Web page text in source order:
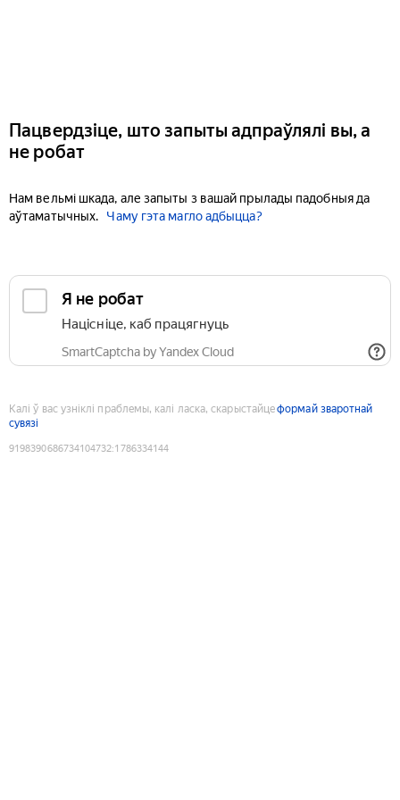
Пацвердзіце, што запыты адпраўлялі вы, а
не робат
Нам вельмі шкада, але запыты з вашай прылады падобныя да
аўтаматычных.
Чаму гэта магло адбыцца?
Я не робат
Націсніце, каб працягнуць
SmartCaptcha by Yandex Cloud
Калі ў вас узніклі праблемы, калі ласка, скарыстайцеформай зваротнай
сувязі
9198390686734104732:1786334144